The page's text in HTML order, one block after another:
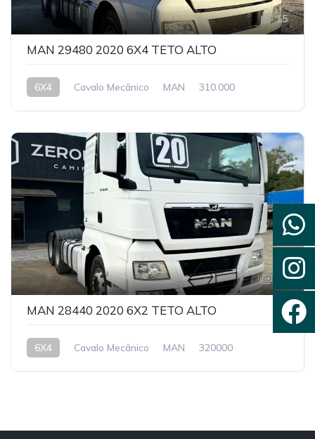
15
MAN 29480 2020 6X4 TETO ALTO
6X4 Cavalo Mecânico MAN 310.000
14
MAN 28440 2020 6X2 TETO ALTO
6X4 Cavalo Mecânico MAN 320000